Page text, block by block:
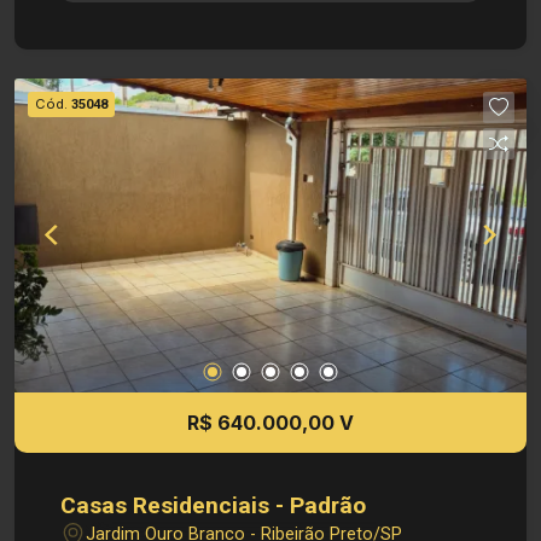
Dimensões: - Área construida: 237,40 - Área
terreno: 250,00 Localização privilegiada: -
Situado no Planalto Verde, área tranquila e
residencial - Próximo a Rodovia Alexandre Balbo
- Fácil acesso a supermercados, restaurantes,
escolas e comércios da cidade Investimento de
Venda: R$ 600.000,00 Cód.: V35136 Imobiliária
Sônia & Ramalho. Para além de negócios
imobiliários, tradição, inovação e exclusividade!
Obs: A imobiliária se reserva ao direito de alterar
qualquer informação referente aos valores,
dados e disponibilidade de seus imóveis, sem
Cód. 35048
R$ 640.000,00 V
Casas Residenciais - Padrão
Jardim Ouro Branco - Ribeirão Preto/SP